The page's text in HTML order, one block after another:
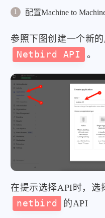
配置Machine to
参照下图创建一个新
Netbird API
。
在提示选择API时，选
netbird
的API